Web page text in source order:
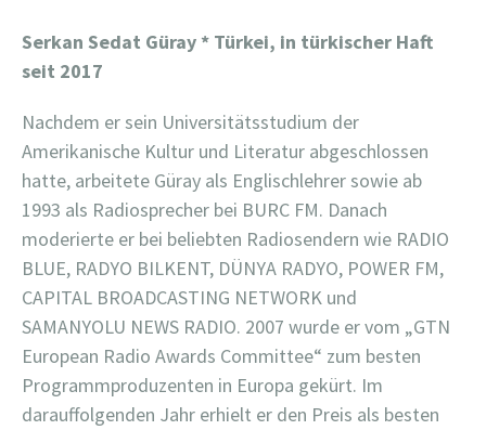
Serkan Sedat Güray * Türkei, in türkischer Haft
seit 2017
Nachdem er sein Universitätsstudium der
Amerikanische Kultur und Literatur abgeschlossen
hatte, arbeitete Güray als Englischlehrer sowie ab
1993 als Radiosprecher bei BURC FM. Danach
moderierte er bei beliebten Radiosendern wie RADIO
BLUE, RADYO BILKENT, DÜNYA RADYO, POWER FM,
CAPITAL BROADCASTING NETWORK und
SAMANYOLU NEWS RADIO. 2007 wurde er vom „GTN
European Radio Awards Committee“ zum besten
Programmproduzenten in Europa gekürt. Im
darauffolgenden Jahr erhielt er den Preis als besten